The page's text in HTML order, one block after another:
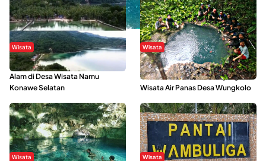
Wisata
Menikmati Suasana Keindahan
Alam di Desa Wisata Namu
Konawe Selatan
Wisata
Sering Menjadi Tempat Refreshing
Mahasiswa KKN, Yuk Kunjungi
Wisata Air Panas Desa Wungkolo
Wisata Wisata